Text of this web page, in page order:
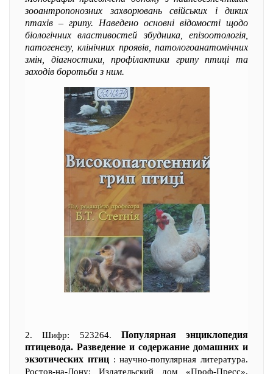
зооантропонозних захворювань свійських і диких
птахів – грипу. Наведено основні відомості щодо
біологічних властивостей збудника, епізоотологія,
патогенезу, клінічних проявів, патологоанатомічних
змін, діагностики, профілактики грипу птиці та
заходів боротьби з ним.
2. Шифр: 523264. Популярная энциклопедия
птицевода. Разведение и содержание домашних и
экзотических птиц: научно-популярная литература.
Ростов-на-Дону: Издательский дом «Проф-Пресс»,